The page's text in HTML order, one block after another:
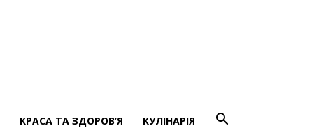
КРАСА ТА ЗДОРОВ’Я КУЛІНАРІЯ